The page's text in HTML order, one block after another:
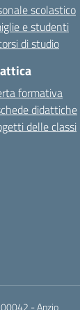
scolastico
e studenti
di studio
formativa
didattiche
delle classi
- Anzio